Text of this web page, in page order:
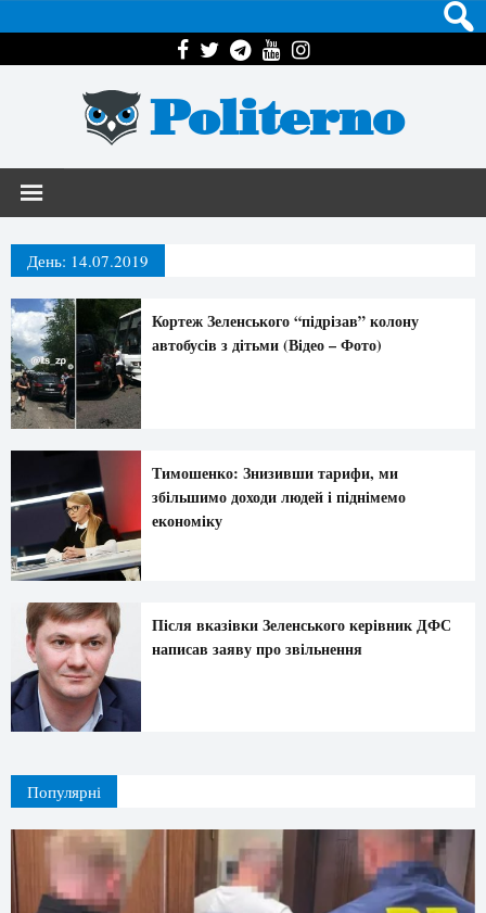
Politerno
День: 14.07.2019
Кортеж Зеленського “підрізав” колону
автобусів з дітьми (Відео – Фото)
Тимошенко: Знизивши тарифи, ми
збільшимо доходи людей і піднімемо
економіку
Після вказівки Зеленського керівник ДФС
написав заяву про звільнення
Популярні